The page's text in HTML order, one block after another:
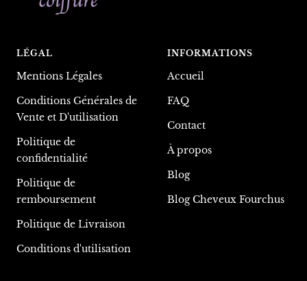
LÉGAL
Mentions Légales
Conditions Générales de
Vente et D'utilisation
Politique de
confidentialité
Politique de
remboursement
Politique de Livraison
Conditions d'utilisation
INFORMATIONS
Accueil
FAQ
Contact
À propos
Blog
Blog Cheveux Fourchus